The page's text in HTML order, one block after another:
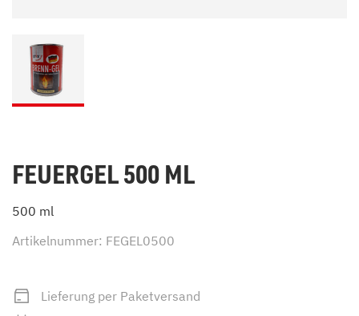
FEUERGEL 500 ML
500 ml
Artikelnummer: FEGEL0500
Lieferung per Paketversand